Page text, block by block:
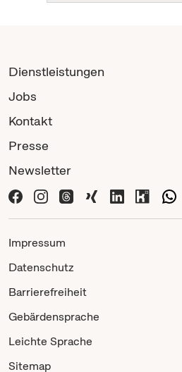
Dienstleistungen
Jobs
Kontakt
Presse
Newsletter
Impressum
Datenschutz
Barrierefreiheit
Gebärdensprache
Leichte Sprache
Sitemap